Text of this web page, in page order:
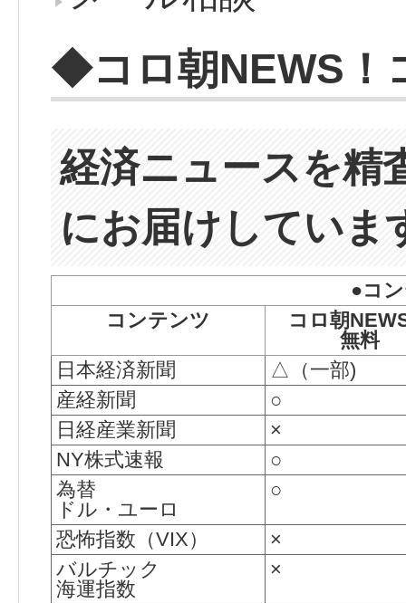
◆コロ朝NEWS！
経済ニュースを精
にお届けしていま
●コ
コンテンツ
コロ朝
無料
日本経済新聞
△（一部)
産経新聞
○
日経産業新聞
×
NY株式速報
○
為替
ドル・ユーロ
○
恐怖指数（VIX）
×
バルチック
海運指数
×